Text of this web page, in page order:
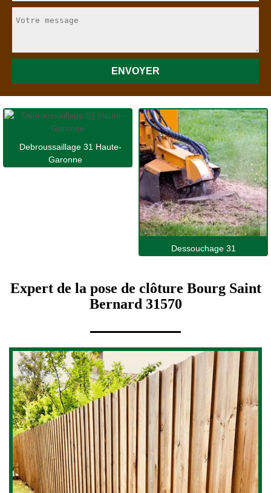
Debroussaillage 31 Haute-
Garonne
Dessouchage 31
Expert de la pose de clôture Bourg Saint
Bernard 31570